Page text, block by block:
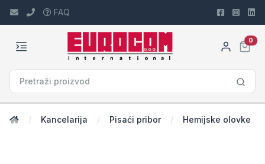
FAQ
0 cart
Kancelarija Pisaći pribor Hemijske olovke